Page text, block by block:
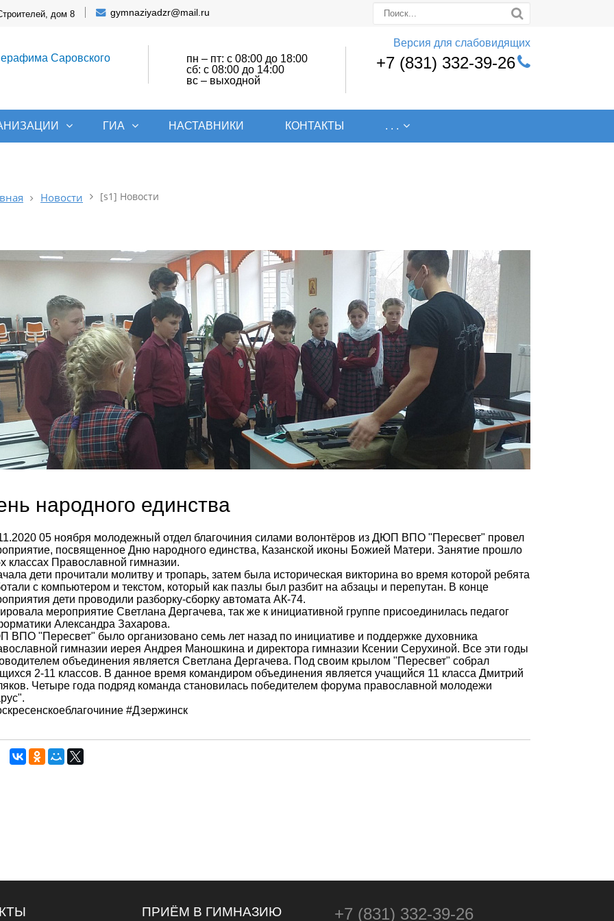
дом 8 gymnaziyadzr@mail.ru
Версия для слабовидящих
+7 (831) 332-39-26
пн – пт: с 08:00 до 18:00
сб: с 08:00 до 14:00
вс – выходной
Саровского
ГИА НАСТАВНИКИ КОНТАКТЫ . . .
- В ВК
ВНИМАНИЕ:
ИНФОРМАЦИЯ О
ЛЬГОТНЫХ ЗАВТРАКАХ
СПОНСОР ГИМНАЗИИ
Новости [s1] Новости
народного единства
05 ноября молодежный отдел благочиния силами волонтёров из ДЮП ВПО "Пересвет" провел
посвященное Дню народного единства, Казанской иконы Божией Матери. Занятие прошло
классах Православной гимназии.
дети прочитали молитву и тропарь, затем была историческая викторина во время которой ребята
с компьютером и текстом, который как пазлы был разбит на абзацы и перепутан. В конце
дети проводили разборку-сборку автомата АК-74.
мероприятие Светлана Дергачева, так же к инициативной группе присоединилась педагог
Александра Захарова.
ВПО "Пересвет" было организовано семь лет назад по инициативе и поддержке духовника
гимназии иерея Андрея Маношкина и директора гимназии Ксении Серухиной. Все эти годы
объединения является Светлана Дергачева. Под своим крылом "Пересвет" собрал
2-11 классов. В данное время командиром объединения является учащийся 11 класса Дмитрий
Четыре года подряд команда становилась победителем форума православной молодежи
#Дзержинск
+7 (831) 332-39-26
ПРИЁМ В ГИМНАЗИЮ